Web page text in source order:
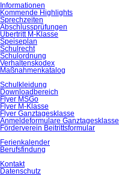
Informationen
Kommende Highlights
Sprechzeiten
Abschlussprüfungen
Übertritt M-Klasse
Speiseplan
Schulrecht
Schulordnung
Verhaltenskodex
Maßnahmenkatalog
Schulkleidung
Downloadbereich
Flyer MSGo
Flyer M-Klasse
Flyer Ganztagesklasse
Anmeldeformulare Ganztagesklasse
Förderverein Beitrittsformular
Ferienkalender
Berufsfindung
Kontakt
Datenschutz